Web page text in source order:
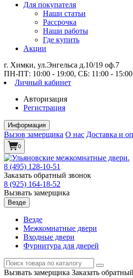
Для покупателя
Наши статьи
Рассрочка
Наши работы
Где купить
Акции
г. Химки, ул.Энгельса д.10/19 оф.7
ПН-ПТ: 10:00 - 19:00, СБ: 11:00 -
Личный кабинет
Авторизация
Регистрация
Информация
Вызов замерщика О нас Доставка и
0
8 (495) 128-10-51
Заказать обратный звонок
8 (925) 164-18-52
Вызвать замерщика
Везде
Везде
Межкомнатные двери
Входные двери
Фурнитура для дверей
Вызвать замерщика Заказать